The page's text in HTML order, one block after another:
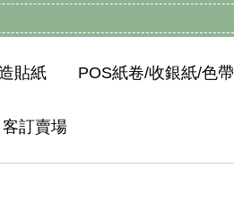
貼紙 POS紙卷/收銀紙/色帶
客訂賣場